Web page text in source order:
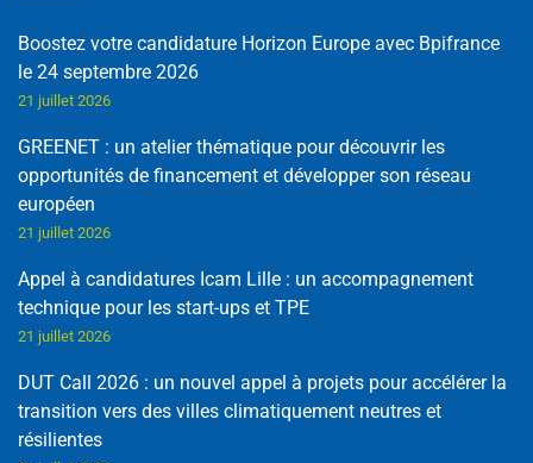
Boostez votre candidature Horizon Europe avec Bpifrance
le 24 septembre 2026
21 juillet 2026
GREENET : un atelier thématique pour découvrir les
opportunités de financement et développer son réseau
européen
21 juillet 2026
Appel à candidatures Icam Lille : un accompagnement
technique pour les start-ups et TPE
21 juillet 2026
DUT Call 2026 : un nouvel appel à projets pour accélérer la
transition vers des villes climatiquement neutres et
résilientes